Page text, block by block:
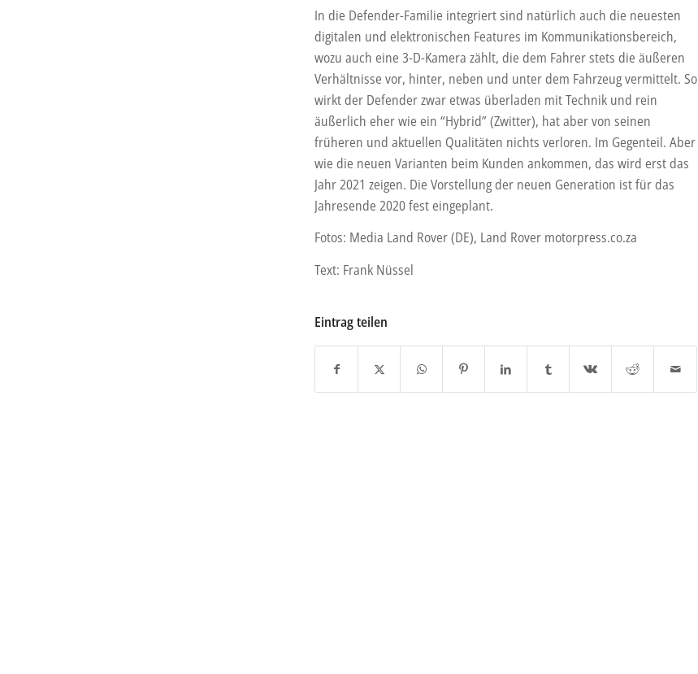
In die Defender-Familie integriert sind natürlich auch die neuesten
digitalen und elektronischen Features im Kommunikationsbereich,
wozu auch eine 3-D-Kamera zählt, die dem Fahrer stets die äußeren
Verhältnisse vor, hinter, neben und unter dem Fahrzeug vermittelt. So
wirkt der Defender zwar etwas überladen mit Technik und rein
äußerlich eher wie ein “Hybrid” (Zwitter), hat aber von seinen
früheren und aktuellen Qualitäten nichts verloren. Im Gegenteil. Aber
wie die neuen Varianten beim Kunden ankommen, das wird erst das
Jahr 2021 zeigen. Die Vorstellung der neuen Generation ist für das
Jahresende 2020 fest eingeplant.
Fotos: Media Land Rover (DE), Land Rover motorpress.co.za
Text: Frank Nüssel
Eintrag teilen